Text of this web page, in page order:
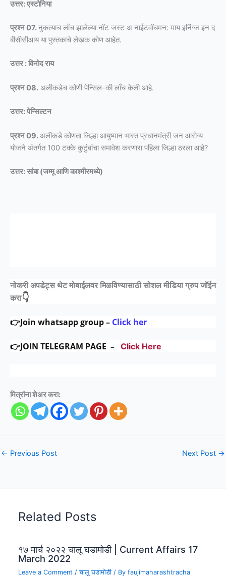
उत्तर: एस्टोनिया
प्रश्न 07.नुकत्याच लाँच झालेल्या नॉट जस्ट अ नाईटवॉचमन: माय इनिंग्ज इन द
बीसीसीआय या पुस्तकाचे लेखक कोण आहेत.
उत्तर : विनोद राय
प्रश्न 08. अलीकडेच कोणी पेन्सिल-की लाँच केली आहे.
उत्तर: पेन्सिल्टन
प्रश्न 09.अलीकडे कोणता जिल्हा आयुष्मान भारत प्रधानमंत्री जन आरोग्य
योजने अंतर्गत 100 टक्के कुटुंबांचा समावेश करणारा पहिला जिल्हा ठरला आहे?
उत्तर: सांबा (जम्मू आणि काश्मीरमध्ये)
नोकरी अपडेट्स थेट मोबाईलवर मिळविण्यासाठीसोशल मीडिया ग्रुप जॉईन
करा👇
👉Join whatsapp group – Click her
👉JOIN TELEGRAM PAGE – Click Here
मित्रांना शेअर करा:
← Previous Post Next Post →
Related Posts
१७ मार्च २०२२ चालू घडामोडी | Current Affairs 17
March 2022
Leave a Comment /चालू घडामोडी / Byfaujimaharashtracha